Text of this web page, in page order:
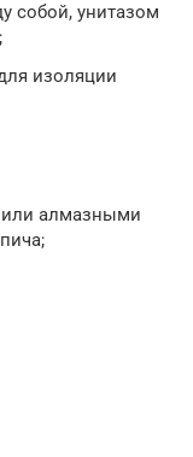
собой, унитазом
изоляции
алмазными